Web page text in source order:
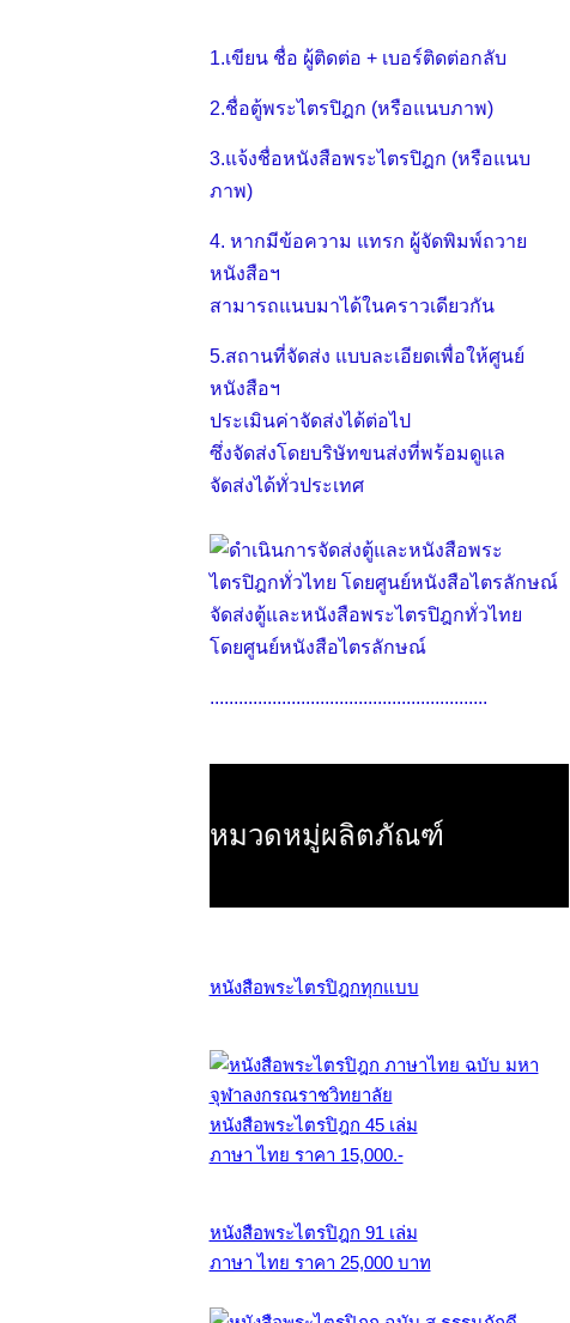
1.เขียน ชื่อ ผู้ติดต่อ + เบอร์ติดต่อกลับ
2.ชื่อตู้พระไตรปิฎก (หรือแนบภาพ)
3.แจ้งชื่อหนังสือพระไตรปิฎก (หรือแนบ
ภาพ)
4. หากมีข้อความ แทรก ผู้จัดพิมพ์ถวาย
หนังสือฯ
สามารถแนบมาได้ในคราวเดียวกัน
5.สถานที่จัดส่ง แบบละเอียดเพื่อให้ศูนย์
หนังสือฯ
ประเมินค่าจัดส่งได้ต่อไป
ซึ่งจัดส่งโดยบริษัทขนส่งที่พร้อมดูแล
จัดส่งได้ทั่วประเทศ
จัดส่งตู้และหนังสือพระไตรปิฎกทั่วไทย
โดยศูนย์หนังสือไตรลักษณ์
..........................................................
หมวดหมู่ผลิตภัณฑ์
หนังสือพระไตรปิฎกทุกแบบ
หนังสือพระไตรปิฎก 45 เล่ม
ภาษา ไทย ราคา 15,000.-
หนังสือพระไตรปิฎก 91 เล่ม
ภาษา ไทย ราคา 25,000 บาท